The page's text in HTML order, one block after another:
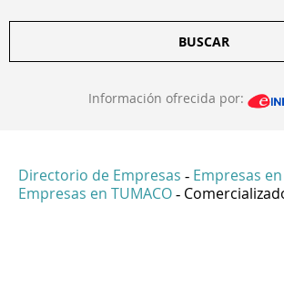
BUSCAR
Información ofrecida por:
Directorio de Empresas - Empresas
Empresas en TUMACO -